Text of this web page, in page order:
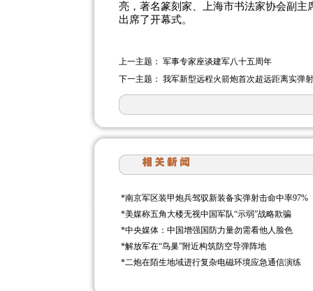
亮，著名篆刻家、上海市书法家协会副
出席了开幕式。
上一主题： 军事专家座谈建军八十五周年
下一主题： 我军新型远程火箭炮首次超远距离实弹
*南京军区装甲炮兵驾驭新装备实弹射击命中率97%
*美媒称五角大楼无视中国军队“示弱”战略欺骗
*中央媒体：中国增强国防力量勿需看他人脸色
*解放军在“鸟巢”附近构筑防空导弹阵地
*二炮在陌生地域进行复杂电磁环境应急通信演练